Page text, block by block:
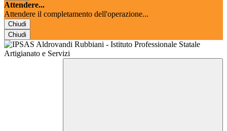
Attendere...
Attendere il completamento dell'operazione...
Chiudi
Chiudi